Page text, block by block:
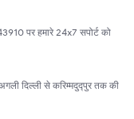
पर हमारे 24x7 सपोर्ट को
दिल्ली से करिम्मदुद्पुर तक की